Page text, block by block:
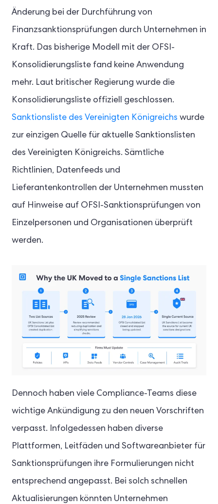
Änderung bei der Durchführung von
Finanzsanktionsprüfungen durch Unternehmen in
Kraft. Das bisherige Modell mit der OFSI-
Konsolidierungsliste fand keine Anwendung
mehr. Laut britischer Regierung wurde die
Konsolidierungsliste offiziell geschlossen.
Sanktionsliste des Vereinigten Königreichs wurde
zur einzigen Quelle für aktuelle Sanktionslisten
des Vereinigten Königreichs. Sämtliche
Richtlinien, Datenfeeds und
Lieferantenkontrollen der Unternehmen mussten
auf Hinweise auf OFSI-Sanktionsprüfungen von
Einzelpersonen und Organisationen überprüft
werden.
Dennoch haben viele Compliance-Teams diese
wichtige Ankündigung zu den neuen Vorschriften
verpasst. Infolgedessen haben diverse
Plattformen, Leitfäden und Softwareanbieter für
Sanktionsprüfungen ihre Formulierungen nicht
entsprechend angepasst. Bei solch schnellen
Aktualisierungen könnten Unternehmen